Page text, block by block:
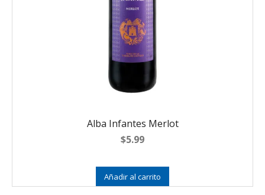
Alba Infantes Merlot
$5.99
Añadir al carrito